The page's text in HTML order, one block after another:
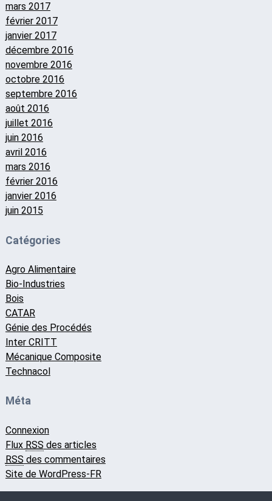
mars 2017
février 2017
janvier 2017
décembre 2016
novembre 2016
octobre 2016
septembre 2016
août 2016
juillet 2016
juin 2016
avril 2016
mars 2016
février 2016
janvier 2016
juin 2015
Catégories
Agro Alimentaire
Bio-Industries
Bois
CATAR
Génie des Procédés
Inter CRITT
Mécanique Composite
Technacol
Méta
Connexion
Flux RSS des articles
RSS des commentaires
Site de WordPress-FR